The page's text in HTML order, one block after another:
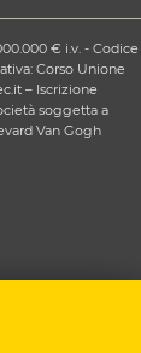
€ i.v. - Codice
Corso Unione
– Iscrizione
soggetta a
Van Gogh